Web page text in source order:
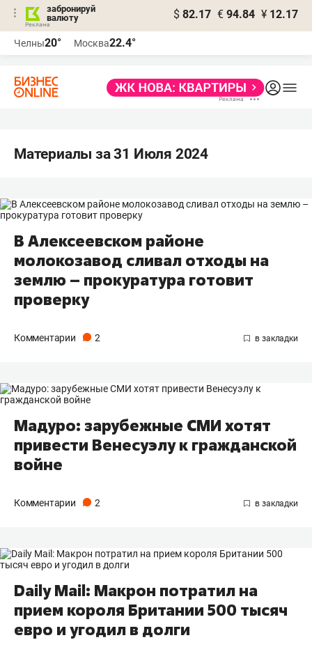
забронируй
валюту
$ 82.17 € 94.84 ¥ 12.17
Челны20° Москва22.4°
Материалы за 31 Июля 2024
В Алексеевском районе
молокозавод сливал отходы на
землю – прокуратура готовит
проверку
Комментарии 2
Мадуро: зарубежные СМИ хотят
привести Венесуэлу к гражданской
войне
Комментарии 2
Daily Mail: Макрон потратил на
прием короля Британии 500 тысяч
евро и угодил в долги